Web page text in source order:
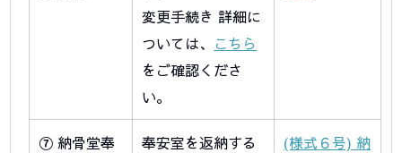
変更手続き 詳細に
ついては、
こちら
をご確認くださ
い。
⑦ 納骨堂奉
奉安室を返納する
(様式６号) 納